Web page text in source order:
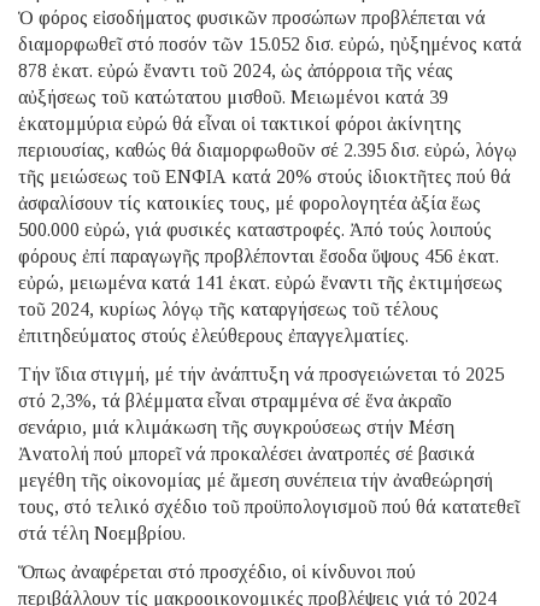
Ὁ φόρος εἰσοδήματος φυσικῶν προσώπων προβλέπεται νά
διαμορφωθεῖ στό ποσόν τῶν 15.052 δισ. εὐρώ, ηὐξημένος κατά
878 ἑκατ. εὐρώ ἔναντι τοῦ 2024, ὡς ἀπόρροια τῆς νέας
αὐξήσεως τοῦ κατώτατου μισθοῦ. Μειωμένοι κατά 39
ἑκατομμύρια εὐρώ θά εἶναι οἱ τακτικοί φόροι ἀκίνητης
περιουσίας, καθώς θά διαμορφωθοῦν σέ 2.395 δισ. εὐρώ, λόγῳ
τῆς μειώσεως τοῦ ΕΝΦΙΑ κατά 20% στούς ἰδιοκτῆτες πού θά
ἀσφαλίσουν τίς κατοικίες τους, μέ φορολογητέα ἀξία ἕως
500.000 εὐρώ, γιά φυσικές καταστροφές. Ἀπό τούς λοιπούς
φόρους ἐπί παραγωγῆς προβλέπονται ἔσοδα ὕψους 456 ἑκατ.
εὐρώ, μειωμένα κατά 141 ἑκατ. εὐρώ ἔναντι τῆς ἐκτιμήσεως
τοῦ 2024, κυρίως λόγῳ τῆς καταργήσεως τοῦ τέλους
ἐπιτηδεύματος στούς ἐλεύθερους ἐπαγγελματίες.
Τήν ἴδια στιγμή, μέ τήν ἀνάπτυξη νά προσγειώνεται τό 2025
στό 2,3%, τά βλέμματα εἶναι στραμμένα σέ ἕνα ἀκραῖο
σενάριο, μιά κλιμάκωση τῆς συγκρούσεως στήν Μέση
Ἀνατολή πού μπορεῖ νά προκαλέσει ἀνατροπές σέ βασικά
μεγέθη τῆς οἰκονομίας μέ ἄμεση συνέπεια τήν ἀναθεώρησή
τους, στό τελικό σχέδιο τοῦ προϋπολογισμοῦ πού θά κατατεθεῖ
στά τέλη Νοεμβρίου.
Ὅπως ἀναφέρεται στό προσχέδιο, οἱ κίνδυνοι πού
περιβάλλουν τίς μακροοικονομικές προβλέψεις γιά τό 2024